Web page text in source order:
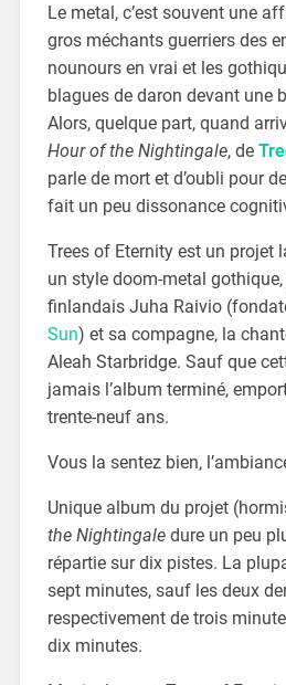
Le metal, c’est souvent une
gros méchants guerriers des
nounours en vrai et les
blagues de daron devant une
Alors, quelque part, quand
Hour of the Nightingale, de
parle de mort et d’oubli pour
fait un peu dissonance
Trees of Eternity est un projet
un style doom-metal
finlandais Juha Raivio
Sun) et sa compagne, la
Aleah Starbridge. Sauf que
jamais l’album terminé,
trente-neuf ans.
Vous la sentez bien,
Unique album du projet
the Nightingaledure un peu
répartie sur dix pistes. La
sept minutes, sauf les deux
respectivement de trois
dix minutes.